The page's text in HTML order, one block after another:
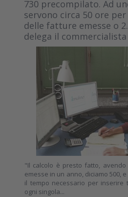
730 precompilato. Ad
servono circa 50 ore
delle fatture emesse o
delega il commercialista
"Il calcolo è presto fatto,
emesse in un anno, diciamo 500,
il tempo necessario per inserire
ogni singola...